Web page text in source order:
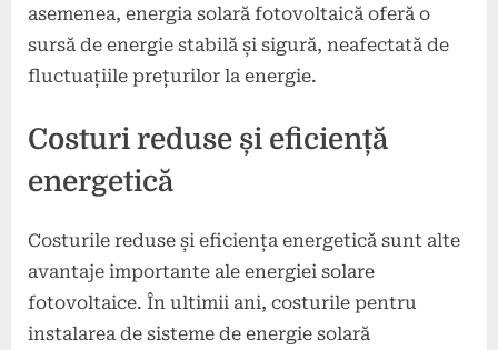
asemenea, energia solară fotovoltaică oferă o
sursă de energie stabilă și sigură, neafectată de
fluctuațiile prețurilor la energie.
Costuri reduse și eficiență
energetică
Costurile reduse și eficiența energetică sunt alte
avantaje importante ale energiei solare
fotovoltaice. În ultimii ani, costurile pentru
instalarea de sisteme de energie solară